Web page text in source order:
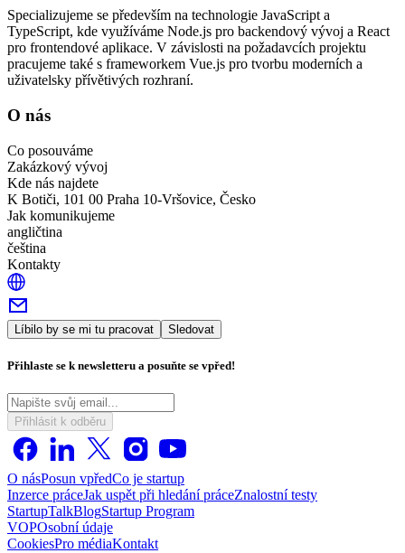
Specializujeme se především na technologie JavaScript a
TypeScript, kde využíváme Node.js pro backendový vývoj a React
pro frontendové aplikace. V závislosti na požadavcích projektu
pracujeme také s frameworkem Vue.js pro tvorbu moderních a
uživatelsky přívětivých rozhraní.
O nás
Co posouváme
Zakázkový vývoj
Kde nás najdete
K Botiči, 101 00 Praha 10-Vršovice, Česko
Jak komunikujeme
angličtina
čeština
Kontakty
Líbilo by se mi tu pracovat Sledovat
Přihlaste se k newsletteru a posuňte se vpřed!
Přihlásit k odběru
O násPosun vpředCo je startup
Inzerce práceJak uspět při hledání práceZnalostní testy
StartupTalkBlogStartup Program
VOPOsobní údaje
CookiesPro médiaKontakt